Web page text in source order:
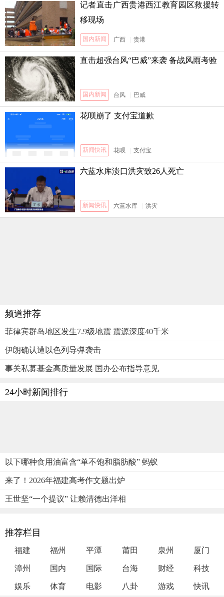
记者直击广西贵港西江教育园区救援转
移现场
国内新闻 广西 贵港
直击超强台风“巴威”来袭 备战风雨考验
国内新闻 台风 巴威
花呗崩了 支付宝道歉
新闻快讯 花呗 支付宝
六蓝水库溃口洪灾致26人死亡
新闻快讯 六蓝水库 洪灾
频道推荐
菲律宾群岛地区发生7.9级地震 震源深度40千米
伊朗确认遭以色列导弹袭击
事关私募基金高质量发展 国办公布指导意见
24小时新闻排行
以下哪种食用油富含“单不饱和脂肪酸” 蚂蚁
来了！2026年福建高考作文题出炉
王世坚“一个提议” 让赖清德出洋相
推荐栏目
福建 福州 平潭 莆田 泉州 厦门
漳州 国内 国际 台海 财经 科技
娱乐 体育 电影 八卦 游戏 快讯